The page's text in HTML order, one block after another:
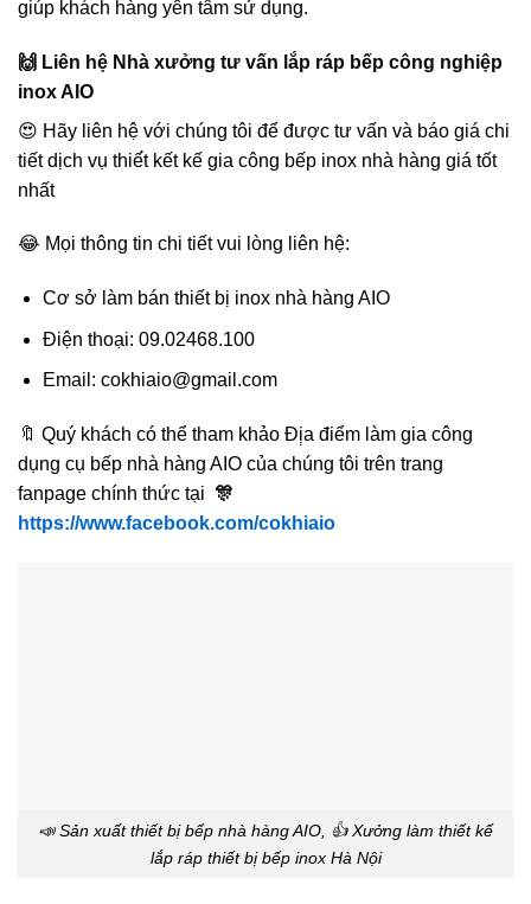
giúp khách hàng yên tâm sử dụng.
🙌 Liên hệ Nhà xưởng tư vấn lắp ráp bếp công nghiệp
inox AIO
😍 Hãy liên hệ với chúng tôi để được tư vấn và báo giá chi
tiết dịch vụ thiế́t kết kế gia công bếp inox nhà hàng giá tốt
nhất
😂 Mọi thông tin chi tiết vui lòng liên hệ:
Cơ sở làm bán thiết bị inox nhà hàng AIO
Điện thoại: 09.02468.100
Email: cokhiaio@gmail.com
🔖 Quý khách có thể tham khảo Đị̣a điểm làm gia công
dụng cụ bếp nhà hàng AIO của chúng tôi trên trang
fanpage chính thức tại 🎊
https://www.facebook.com/cokhiaio
📣 Sản xuất thiết bị bếp nhà hàng AIO, 👍 Xưởng làm thiết kế
lắp ráp thiết bị bếp inox Hà Nội